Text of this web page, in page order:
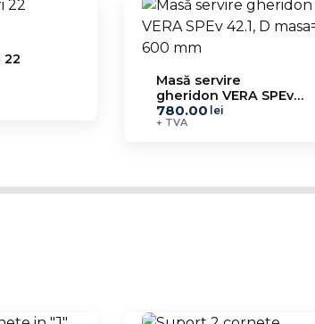
22
Masă servire
gheridon VERA SPEv
42.1, D masa= 600 mm
780.00 lei
+ TVA